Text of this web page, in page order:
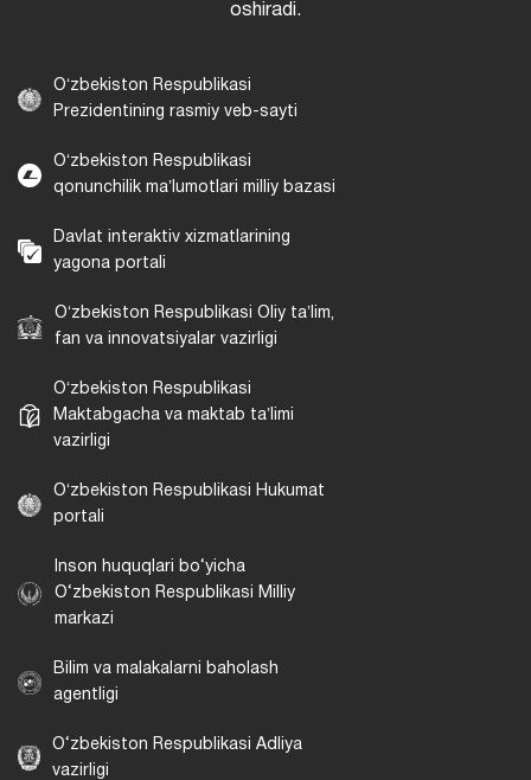
oshiradi.
Oʻzbekiston Respublikasi
Prezidentining rasmiy veb-sayti
Oʻzbekiston Respublikasi
qonunchilik maʼlumotlari milliy bazasi
Davlat interaktiv xizmatlarining
yagona portali
Oʻzbekiston Respublikasi Oliy taʼlim,
fan va innovatsiyalar vazirligi
Oʻzbekiston Respublikasi
Maktabgacha va maktab taʼlimi
vazirligi
Oʻzbekiston Respublikasi Hukumat
portali
Inson huquqlari bo‘yicha
O‘zbekiston Respublikasi Milliy
markazi
Bilim va malakalarni baholash
agentligi
O‘zbekiston Respublikasi Adliya
vazirligi